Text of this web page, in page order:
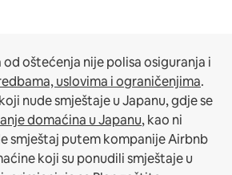
oštećenja nije polisa osiguranja i
uslovima i ograničenjima.
nude smještaje u Japanu, gdje se
domaćina u Japanu, kao ni
smještaj putem kompanije Airbnb
koji su ponudili smještaje u